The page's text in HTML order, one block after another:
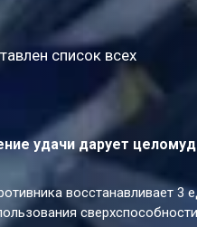
список всех
удачи дарует
восстанавливает 3
сверхспособности